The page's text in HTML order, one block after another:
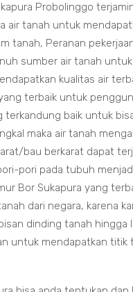
Probolinggo
air tanah untuk
tanah, Peranan
sumber air tanah
kualitas air
terbaik untuk
baik untuk
maka air tanah
bau berkarat dapat
pori pada tubuh
Bor Sukapura yang
dari negara, karena
dinding tanah
untuk mendapatkan titik